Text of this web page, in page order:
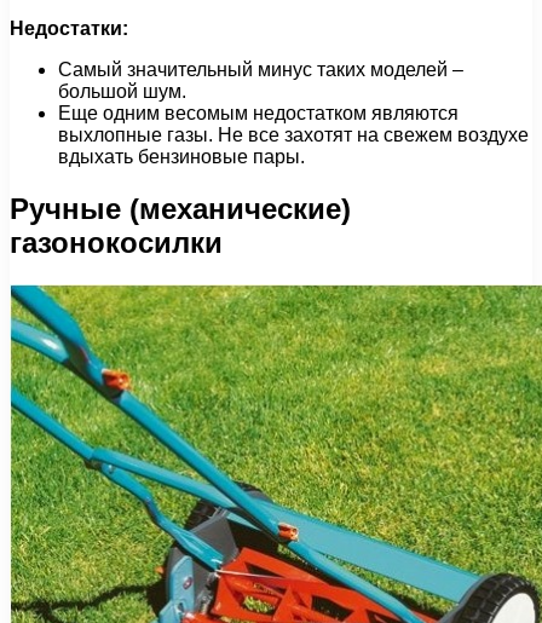
Недостатки:
Самый значительный минус таких моделей –
большой шум.
Еще одним весомым недостатком являются
выхлопные газы. Не все захотят на свежем воздухе
вдыхать бензиновые пары.
Ручные (механические)
газонокосилки